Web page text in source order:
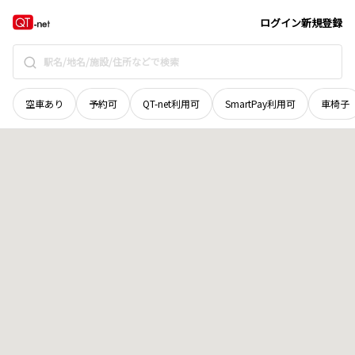
ログイン新規登録
空車あり 予約可 QT-net利用可 SmartPay利用可 車椅子
北海道